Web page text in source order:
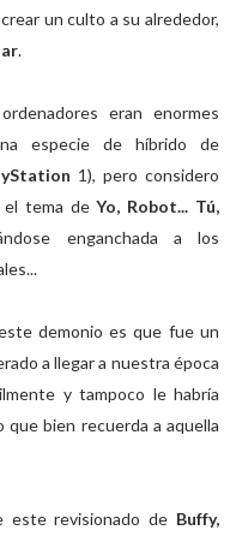
un culto a su alrededor,
.
eran enormes
especie de híbrido de
1), pero considero
el tema deYo, Robot... Tú,
enganchada a los
demonio es que fue un
a llegar a nuestra época
y tampoco le habría
bien recuerda a aquella
este revisionado de Buffy,